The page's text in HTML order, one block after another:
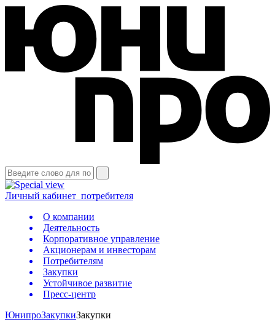
Личный кабинет потребителя
О компании
Деятельность
Корпоративное управление
Акционерам и инвесторам
Потребителям
Закупки
Устойчивое развитие
Пресс-центр
ЮнипроЗакупкиЗакупки